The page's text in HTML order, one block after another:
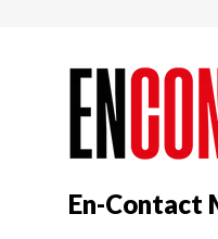
En-Contact